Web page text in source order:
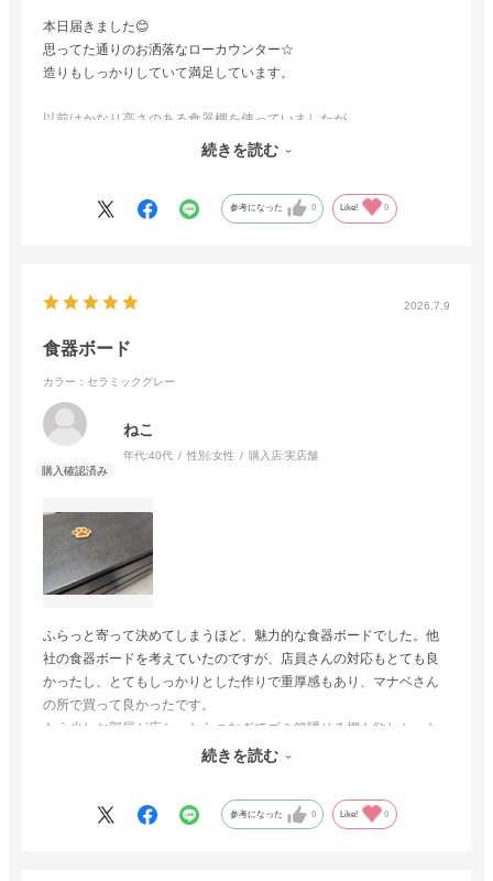
本日届きました😊
思ってた通りのお洒落なローカウンター☆
造りもしっかりしていて満足しています。
以前はかなり高さのある食器棚を使っていましたが、
此方の品は収納抜群で、全ての食器が収まりました☆
配送の方も迅速丁寧で
続きを読む
参考になった 0 Like! 0
2026.7.9
食器ボード
カラー：セラミックグレー
ねこ
年代:40代 性別:女性 購入店:実店舗
ふらっと寄って決めてしまうほど、魅力的な食器ボードでした。他
社の食器ボードを考えていたのですが、店員さんの対応もとても良
かったし、とてもしっかりとした作りで重厚感もあり、マナベさん
の所で買って良かったです。
もう少しお部屋が広かったらつなぎでゴミ箱隠せる棚も欲しかった
のですが、予算的にも手が届かず諦めました、、。
続きを読む
参考になった 0 Like! 0